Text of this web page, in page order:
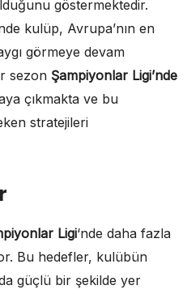
göstermektedir.
kulüp, Avrupa’nın en
görmeye devam
sezon Şampiyonlar Ligi’nde
çıkmakta ve bu
stratejileri
Ligi‘nde daha fazla
Bu hedefler, kulübün
güçlü bir şekilde yer